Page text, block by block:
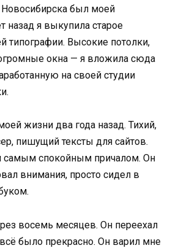
был моей
назад я выкупила старое
Высокие потолки,
окна — я вложила сюда
на своей студии
жизни два года назад. Тихий,
пишущий тексты для сайтов.
самым спокойным причалом. Он
внимания, просто сидел в
восемь месяцев. Он переехал
было прекрасно. Он варил мне